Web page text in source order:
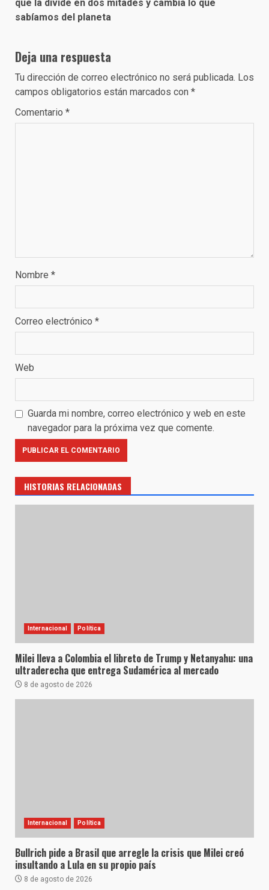
que la divide en dos mitades y cambia lo que
sabíamos del planeta
Deja una respuesta
Tu dirección de correo electrónico no será publicada. Los
campos obligatorios están marcados con *
Comentario *
Nombre *
Correo electrónico *
Web
Guarda mi nombre, correo electrónico y web en este
navegador para la próxima vez que comente.
HISTORIAS RELACIONADAS
Internacional Política
Milei lleva a Colombia el libreto de Trump y Netanyahu: una
ultraderecha que entrega Sudamérica al mercado
8 de agosto de 2026
Internacional Política
Bullrich pide a Brasil que arregle la crisis que Milei creó
insultando a Lula en su propio país
8 de agosto de 2026